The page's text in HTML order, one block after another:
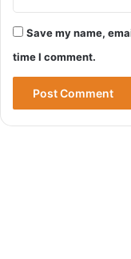
Save my name,
time I comment.